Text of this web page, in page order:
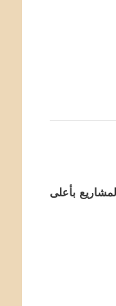
بأعلى